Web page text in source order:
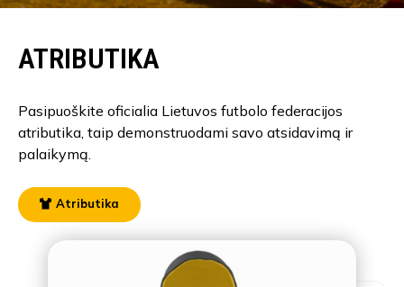
ATRIBUTIKA
Pasipuoškite oficialia Lietuvos futbolo federacijos
atributika, taip demonstruodami savo atsidavimą ir
palaikymą.
Atributika